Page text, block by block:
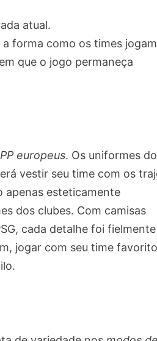
atual.
forma como os times
que o jogo permaneça
europeus. Os uniformes
vestir seu time com os
apenas esteticamente
dos clubes. Com camisas
cada detalhe foi fielmente
jogar com seu time favorito